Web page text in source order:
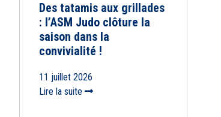
Des tatamis aux grillades
: l’ASM Judo clôture la
saison dans la
convivialité !
11 juillet 2026
Lire la suite